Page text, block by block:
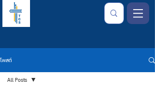
โพสต์
All Posts